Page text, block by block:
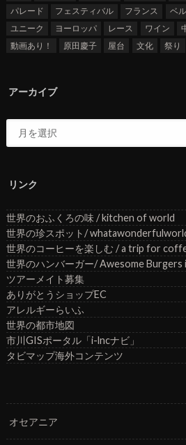
パレード
フェスティバル フランス ベ
ユニーク
ヨーロッパ レース ワイン
動画あり！
原田慶子 屋台 文化 祭り
アーカイブ
リンク
世界のおふくろの味 / kitchen of world
世界の珍スポット/
世界のコーヒーを楽しむ / a trip for
世界のハンバーガー/ Awesome
ツアーメイト募集
ありがとうショップEC
アレルギーらいふ
世界の都市地図
市川GISポータル「i-lncナビ」
タビマップ海外コンテンツ
オセアニア